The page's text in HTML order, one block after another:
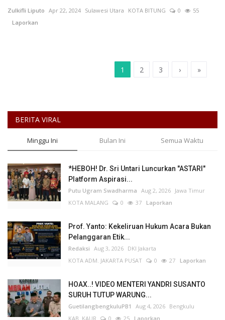
Zulkifli Liputo Apr 22, 2024 Sulawesi Utara KOTA BITUNG 0
55
Laporkan
1 2 3 › »
BERITA VIRAL
Minggu Ini Bulan Ini Semua Waktu
*HEBOH! Dr. Sri Untari Luncurkan "ASTARI"
Platform Aspirasi...
Putu Ugram Swadharma Aug 2, 2026 Jawa Timur
KOTA MALANG
0 37 Laporkan
Prof. Yanto: Kekeliruan Hukum Acara Bukan
Pelanggaran Etik...
Redaksi Aug 3, 2026 DKI Jakarta
KOTA ADM. JAKARTA PUSAT
0 27 Laporkan
HOAX..! VIDEO MENTERI YANDRI SUSANTO
SURUH TUTUP WARUNG...
GuetilangbengkuluPB1 Aug 4, 2026 Bengkulu
KAB. KAUR
0 25 Laporkan